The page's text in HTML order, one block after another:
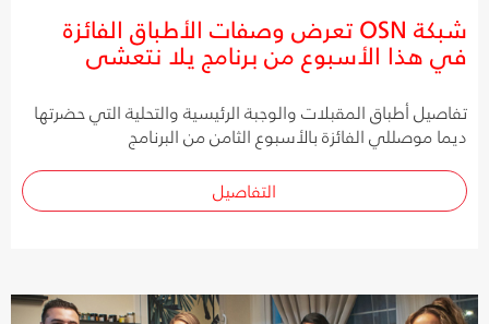
شبكة OSN تعرض وصفات الأطباق الفائزة
في هذا الأسبوع من برنامج يلا نتعشى
تفاصيل أطباق المقبلات والوجبة الرئيسية والتحلية التي حضرتها
ديما موصللي الفائزة بالأسبوع الثامن من البرنامج
التفاصيل